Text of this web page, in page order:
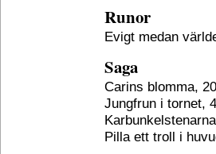
Runor
Evigt medan
Saga
Carins blomma,
Jungfrun i tornet,
Pilla ett troll i